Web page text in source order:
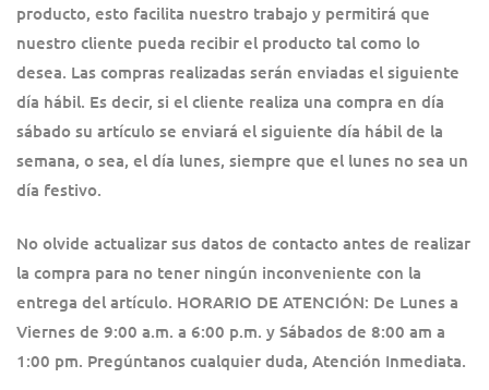
producto, esto facilita nuestro trabajo y permitirá que
nuestro cliente pueda recibir el producto tal como lo
desea. Las compras realizadas serán enviadas el siguiente
día hábil. Es decir, si el cliente realiza una compra en día
sábado su artículo se enviará el siguiente día hábil de la
semana, o sea, el día lunes, siempre que el lunes no sea un
día festivo.
No olvide actualizar sus datos de contacto antes de realizar
la compra para no tener ningún inconveniente con la
entrega del artículo. HORARIO DE ATENCIÓN: De Lunes a
Viernes de 9:00 a.m. a 6:00 p.m. y Sábados de 8:00 am a
1:00 pm. Pregúntanos cualquier duda, Atención Inmediata.